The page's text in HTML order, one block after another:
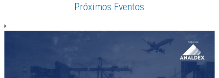
Próximos Eventos